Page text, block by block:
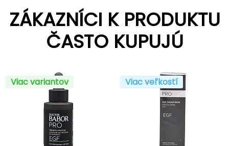
ZÁKAZNÍCI K PRODUKTU
ČASTO KUPUJÚ
Viac variantov Viac veľkostí